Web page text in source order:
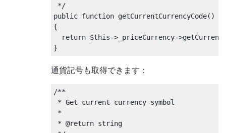
*/
public function getCurrentCurrencyCode()
{
return $this-> _priceCurrency->
}
通貨記号も取得できます：
/**
* Get current currency symbol
*
* @return string